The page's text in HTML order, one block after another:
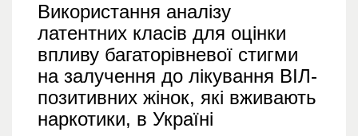
Використання аналізу
латентних класів для оцінки
впливу багаторівневої стигми
на залучення до лікування ВІЛ-
позитивних жінок, які вживають
наркотики, в Україні